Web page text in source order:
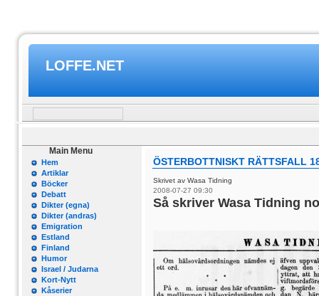
LOFFE.NET
Main Menu
Hem
Artiklar
Böcker
Debatt
Dikter (egna)
Dikter (andras)
Emigration
Estland
Finland
Humor
Israel / Judarna
Kort-Nytt
Kåserier
ÖSTERBOTTNISKT RÄTTSFALL
Skrivet av Wasa Tidning
2008-07-27 09:30
Så skriver Wasa Tidning